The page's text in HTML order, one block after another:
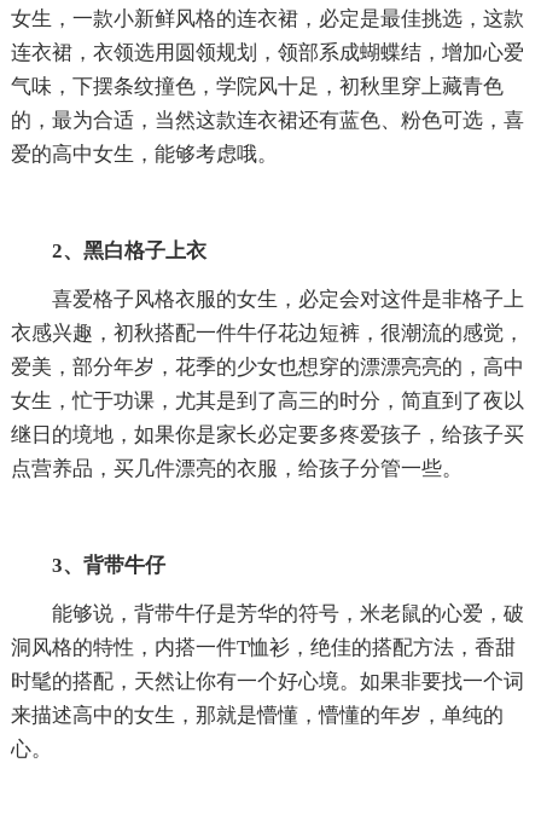
女生，一款小新鲜风格的连衣裙，必定是最佳挑选，这款
连衣裙，衣领选用圆领规划，领部系成蝴蝶结，增加心爱
气味，下摆条纹撞色，学院风十足，初秋里穿上藏青色
的，最为合适，当然这款连衣裙还有蓝色、粉色可选，喜
爱的高中女生，能够考虑哦。
2、黑白格子上衣
喜爱格子风格衣服的女生，必定会对这件是非格子上
衣感兴趣，初秋搭配一件牛仔花边短裤，很潮流的感觉，
爱美，部分年岁，花季的少女也想穿的漂漂亮亮的，高中
女生，忙于功课，尤其是到了高三的时分，简直到了夜以
继日的境地，如果你是家长必定要多疼爱孩子，给孩子买
点营养品，买几件漂亮的衣服，给孩子分管一些。
3、背带牛仔
能够说，背带牛仔是芳华的符号，米老鼠的心爱，破
洞风格的特性，内搭一件T恤衫，绝佳的搭配方法，香甜
时髦的搭配，天然让你有一个好心境。如果非要找一个词
来描述高中的女生，那就是懵懂，懵懂的年岁，单纯的
心。